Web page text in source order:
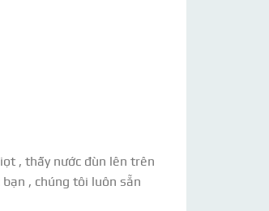
, thấy nước đùn lên trên
, chúng tôi luôn sẵn